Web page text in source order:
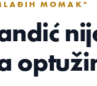
MOMAK"